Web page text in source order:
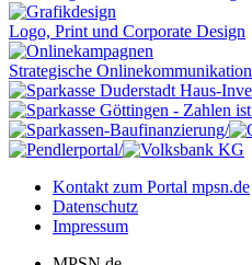
Logo, Print und Corporate Design
Strategische Online­kommunikation
Kontakt zum Portal mpsn.de
Datenschutz
Impressum